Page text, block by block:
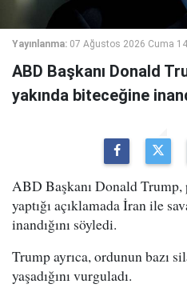
Yayınlanma: 07 Ağustos 2026 Cuma
ABD Başkanı Donald
yakında biteceğine
ABD Başkanı Donald
yaptığı açıklamada İran ile
inandığını söyledi.
Trump ayrıca, ordunun bazı
yaşadığını vurguladı.